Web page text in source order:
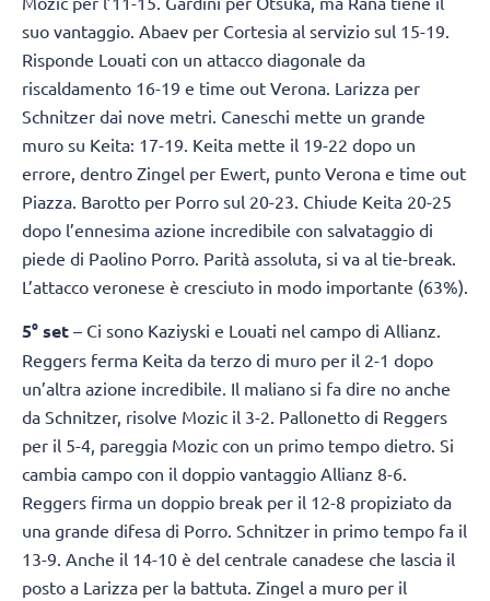
suo vantaggio. Abaev per Cortesia al servizio sul 15-19.
Risponde Louati con un attacco diagonale da
riscaldamento 16-19 e time out Verona. Larizza per
Schnitzer dai nove metri. Caneschi mette un grande
muro su Keita: 17-19. Keita mette il 19-22 dopo un
errore, dentro Zingel per Ewert, punto Verona e time out
Piazza. Barotto per Porro sul 20-23. Chiude Keita 20-25
dopo l’ennesima azione incredibile con salvataggio di
piede di Paolino Porro. Parità assoluta, si va al tie-break.
L’attacco veronese è cresciuto in modo importante (63%).
5° set – Ci sono Kaziyski e Louati nel campo di Allianz.
Reggers ferma Keita da terzo di muro per il 2-1 dopo
un’altra azione incredibile. Il maliano si fa dire no anche
da Schnitzer, risolve Mozic il 3-2. Pallonetto di Reggers
per il 5-4, pareggia Mozic con un primo tempo dietro. Si
cambia campo con il doppio vantaggio Allianz 8-6.
Reggers firma un doppio break per il 12-8 propiziato da
una grande difesa di Porro. Schnitzer in primo tempo fa il
13-9. Anche il 14-10 è del centrale canadese che lascia il
posto a Larizza per la battuta. Zingel a muro per il